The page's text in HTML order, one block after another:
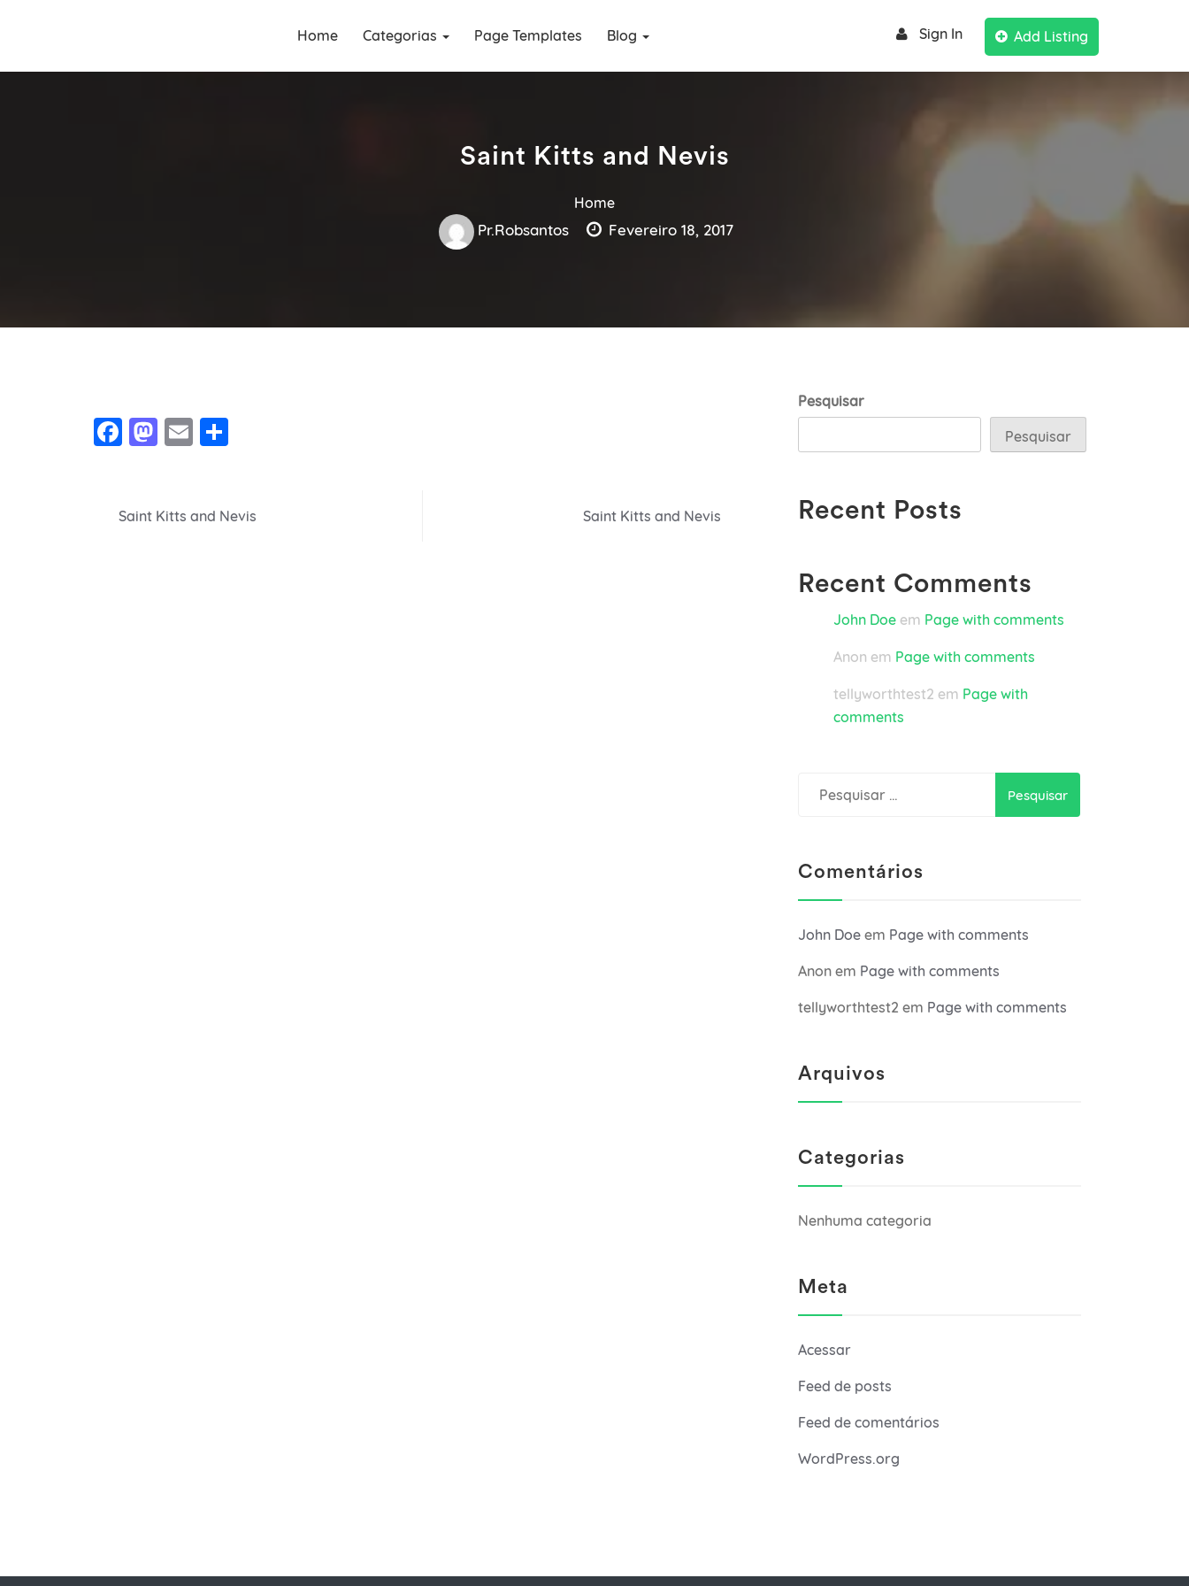
busca serviços e profissionais
Home Categorias Page Templates Blog Sign In Add Listing
Saint Kitts and Nevis
Home
Pr.robsantos Fevereiro 18, 2017
Facebook
Mastodon
Email
Navegação
Saint Kitts and Nevis Saint Kitts and Nevis
Pesquisar
Pesquisar
Recent Posts
Recent Comments
John Doe em Page with comments
Anon em Page with comments
tellyworthtest2 em Page with
comments
por:
Comentários
John Doe em Page with comments
Anon em Page with comments
tellyworthtest2 em Page with comments
Arquivos
Categorias
Nenhuma categoria
Meta
Acessar
Feed de posts
Feed de comentários
WordPress.org